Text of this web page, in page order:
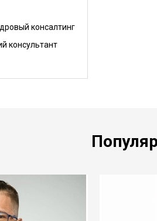
консалтинг
консультант